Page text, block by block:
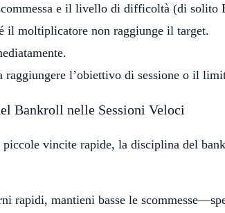
e il livello di difficoltà (di solito
il moltiplicatore non raggiunge il target.
raggiungere l’obiettivo di sessione o il
Bankroll nelle Sessioni Veloci
piccole vincite rapide, la disciplina del
rapidi, mantieni basse le